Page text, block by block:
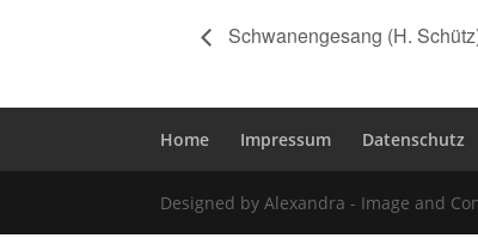
Schwanengesang (H.
Home Impressum Datenschutz
Designed by Alexandra - Image and